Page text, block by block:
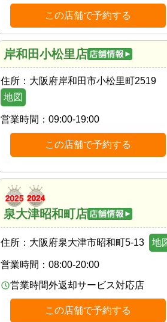
この店舗で予約する
岸和田小松里店
住所： 大阪府岸和田市小松里町2519
地図
営業時間： 09:00-19:00
この店舗で予約する
泉大津昭和町店
住所： 大阪府泉大津市昭和町5-13 地
営業時間： 08:00-20:00
営業時間外返却サービス対応店
この店舗で予約する